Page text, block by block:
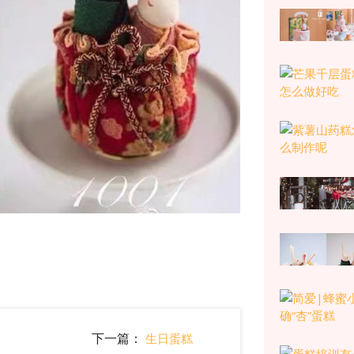
下一篇： 生日蛋糕